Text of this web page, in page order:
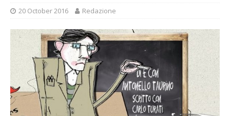
20 October 2016 Redazione